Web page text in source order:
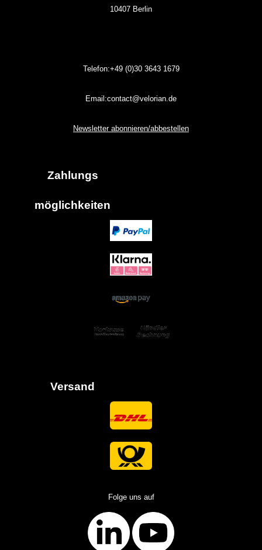
10407 Berlin
Telefon:+49 (0)3036431679
Email:contact@velorian.de
Newsletter abonnieren/abbestellen
Zahlungs
möglich keiten
Versand
Folge uns auf